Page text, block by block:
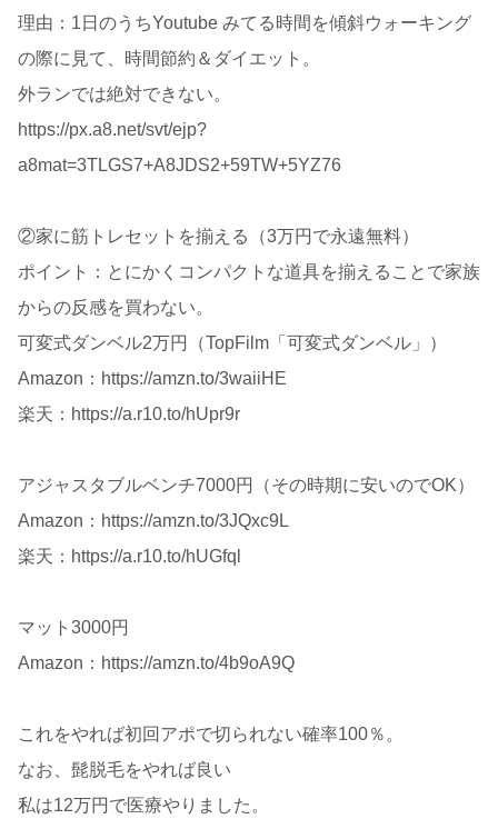
理由：1日のうちYoutube みてる時間を傾斜ウォーキング
の際に見て、時間節約＆ダイエット。
外ランでは絶対できない。
https://px.a8.net/svt/ejp?
a8mat=3TLGS7+A8JDS2+59TW+5YZ76
②家に筋トレセットを揃える（3万円で永遠無料）
ポイント：とにかくコンパクトな道具を揃えることで家族
からの反感を買わない。
可変式ダンベル2万円（TopFilm「可変式ダンベル」）
Amazon：https://amzn.to/3waiiHE
楽天：https://a.r10.to/hUpr9r
アジャスタブルベンチ7000円（その時期に安いのでOK）
Amazon：https://amzn.to/3JQxc9L
楽天：https://a.r10.to/hUGfql
マット3000円
Amazon：https://amzn.to/4b9oA9Q
これをやれば初回アポで切られない確率100％。
なお、髭脱毛をやれば良い
私は12万円で医療やりました。